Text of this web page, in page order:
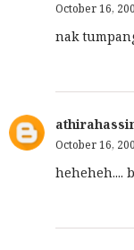
October 16,
nak
October 16,
heheheh....